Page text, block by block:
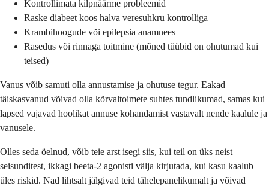
Kontrollimata kilpnäärme probleemid
Raske diabeet koos halva veresuhkru kontrolliga
Krambihoogude või epilepsia anamnees
Rasedus või rinnaga toitmine (mõned tüübid on ohutumad kui
teised)
Vanus võib samuti olla annustamise ja ohutuse tegur. Eakad
täiskasvanud võivad olla kõrvaltoimete suhtes tundlikumad, samas kui
lapsed vajavad hoolikat annuse kohandamist vastavalt nende kaalule ja
vanusele.
Olles seda öelnud, võib teie arst isegi siis, kui teil on üks neist
seisunditest, ikkagi beeta-2 agonisti välja kirjutada, kui kasu kaalub
üles riskid. Nad lihtsalt jälgivad teid tähelepanelikumalt ja võivad